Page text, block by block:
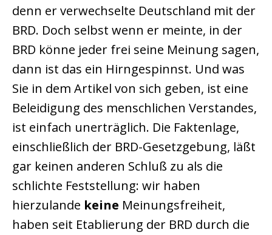
denn er verwechselte Deutschland mit der
BRD. Doch selbst wenn er meinte, in der
BRD könne jeder frei seine Meinung sagen,
dann ist das ein Hirngespinnst. Und was
Sie in dem Artikel von sich geben, ist eine
Beleidigung des menschlichen Verstandes,
ist einfach unerträglich. Die Faktenlage,
einschließlich der BRD-Gesetzgebung, läßt
gar keinen anderen Schluß zu als die
schlichte Feststellung: wir haben
hierzulande keine Meinungsfreiheit,
haben seit Etablierung der BRD durch die